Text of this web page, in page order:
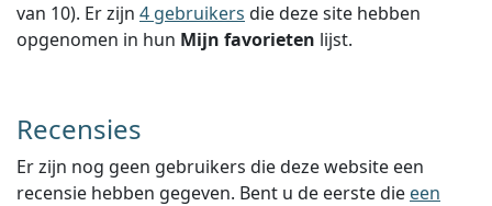
van 10). Er zijn 4 gebruikers die deze site hebben
opgenomen in hun Mijn favorieten lijst.
Recensies
Er zijn nog geen gebruikers die deze website een
recensie hebben gegeven. Bent u de eerste die een